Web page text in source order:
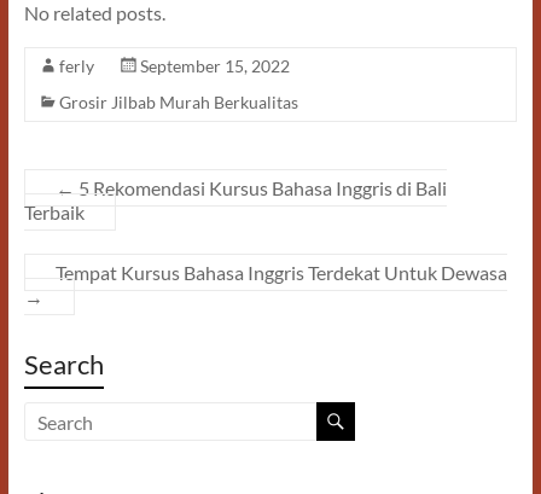
e
b
o
k
to
d
o
ail
e
No related posts.
ferly
September 15, 2022
Grosir Jilbab Murah Berkualitas
← 5 Rekomendasi Kursus Bahasa Inggris di Bali
Terbaik
Tempat Kursus Bahasa Inggris Terdekat Untuk Dewasa
→
Search